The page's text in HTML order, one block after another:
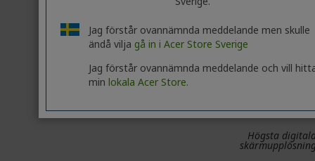
API som
Högsta
Jag förstår ovannämnda meddelande men skulle
ändå vilja gå in i Acer Store Sverige
Jag förstår ovannämnda meddelande och vill
min lokala Acer Store.